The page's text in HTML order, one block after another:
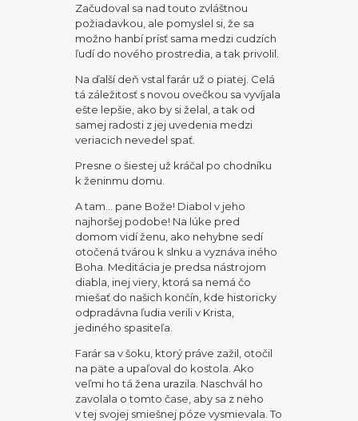
Začudoval sa nad touto zvláštnou
požiadavkou, ale pomyslel si, že sa
možno hanbí prísť sama medzi cudzích
ľudí do nového prostredia, a tak privolil.
Na ďalší deň vstal farár už o piatej. Celá
tá záležitosť s novou ovečkou sa vyvíjala
ešte lepšie, ako by si želal, a tak od
samej radosti z jej uvedenia medzi
veriacich nevedel spať.
Presne o šiestej už kráčal po chodníku
k ženinmu domu.
A tam… pane Bože! Diabol v jeho
najhoršej podobe! Na lúke pred
domom vidí ženu, ako nehybne sedí
otočená tvárou k slnku a vyznáva iného
Boha. Meditácia je predsa nástrojom
diabla, inej viery, ktorá sa nemá čo
miešať do našich končín, kde historicky
odpradávna ľudia verili v Krista,
jediného spasiteľa.
Farár sa v šoku, ktorý práve zažil, otočil
na päte a upaľoval do kostola. Ako
veľmi ho tá žena urazila. Naschvál ho
zavolala o tomto čase, aby sa z neho
v tej svojej smiešnej póze vysmievala. To